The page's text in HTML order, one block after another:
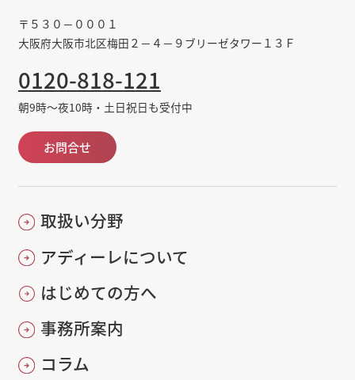
〒５３０－０００１
大阪府大阪市北区梅田２－４－９ブリーゼタワー１３Ｆ
0120-818-121
朝9時～夜10時・土日祝日も受付中
お問合せ
取扱い分野
アディーレについて
はじめての方へ
事務所案内
コラム